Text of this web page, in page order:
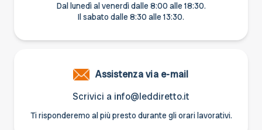
Dal lunedì al venerdì dalle 8:00 alle 18:30.
Il sabato dalle 8:30 alle 13:30.
Assistenza via e-mail
Scrivici a info@leddiretto.it
Ti risponderemo al più presto durante gli orari lavorativi.